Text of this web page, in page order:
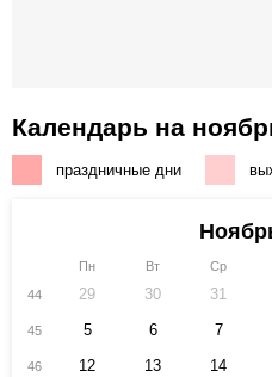
Календарь на
праздничные дни
Пн Вт Ср
44
29 30 31
45 5 6 7
46 12 13 14